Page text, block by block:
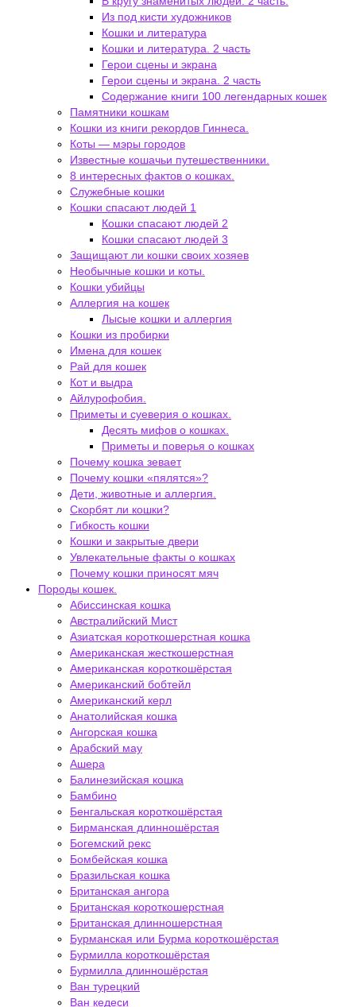
Из под кисти художников
Кошки и литература
Кошки и литература. 2 часть
Герои сцены и экрана
Герои сцены и экрана. 2 часть
Содержание книги 100 легендарных кошек
Памятники кошкам
Кошки из книги рекордов Гиннеса.
Коты — мэры городов
Известные кошачьи путешественники.
8 интересных фактов о кошках.
Служебные кошки
Кошки спасают людей 1
Кошки спасают людей 2
Кошки спасают людей 3
Защищают ли кошки своих хозяев
Необычные кошки и коты.
Кошки убийцы
Аллергия на кошек
Лысые кошки и аллергия
Кошки из пробирки
Имена для кошек
Рай для кошек
Кот и выдра
Айлурофобия.
Приметы и суеверия о кошках.
Десять мифов о кошках.
Приметы и поверья о кошках
Почему кошка зевает
Почему кошки «пялятся»?
Дети, животные и аллергия.
Скорбят ли кошки?
Гибкость кошки
Кошки и закрытые двери
Увлекательные факты о кошках
Почему кошки приносят мяч
Породы кошек.
Абиссинская кошка
Австралийский Мист
Азиатская короткошерстная кошка
Американская жесткошерстная
Американская короткошёрстая
Американский бобтейл
Американский керл
Анатолийская кошка
Ангорская кошка
Арабский мау
Ашера
Балинезийская кошка
Бамбино
Бенгальская короткошёрстая
Бирманская длинношёрстая
Богемский рекс
Бомбейская кошка
Бразильская кошка
Британская ангора
Британская короткошерстная
Британская длинношерстная
Бурманская или Бурма короткошёрстая
Бурмилла короткошёрстая
Бурмилла длинношёрстая
Ван турецкий
Ван кедеси